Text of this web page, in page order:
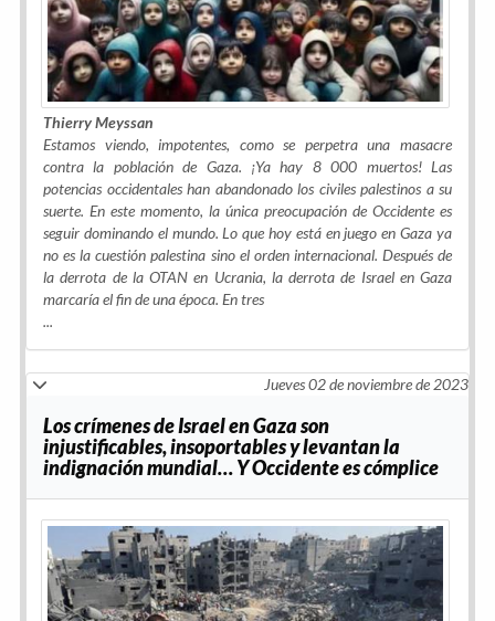
Thierry Meyssan
Estamos viendo, impotentes, como se perpetra una masacre
contra la población de Gaza. ¡Ya hay 8 000 muertos! Las
potencias occidentales han abandonado los civiles palestinos a su
suerte. En este momento, la única preocupación de Occidente es
seguir dominando el mundo. Lo que hoy está en juego en Gaza ya
no es la cuestión palestina sino el orden internacional. Después de
la derrota de la OTAN en Ucrania, la derrota de Israel en Gaza
marcaría el fin de una época. En tres
...
Jueves 02 de noviembre de 2023
Los crímenes de Israel en Gaza son
injustificables, insoportables y levantan la
indignación mundial… Y Occidente es cómplice